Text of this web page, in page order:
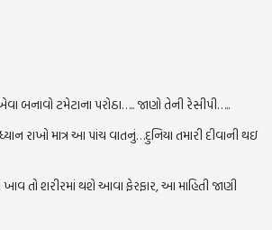
બનાવો ટમેટાના પરોઠા….. જાણો તેની રેસીપી…..
રાખો માત્ર આ પાંચ વાતનું…દુનિયા તમારી દીવાની થઇ
તો શરીરમાં થશે આવા ફેરફાર, આ માહિતી જાણી